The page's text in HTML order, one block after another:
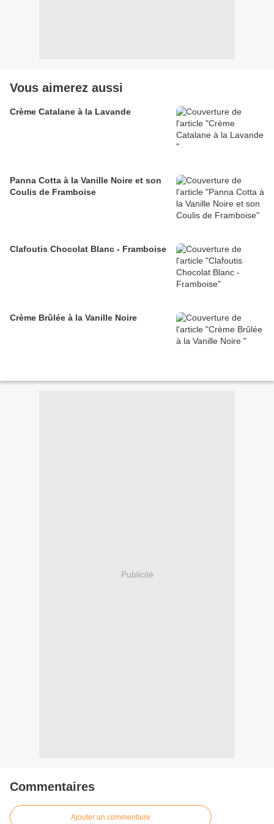
Vous aimerez aussi
Crème Catalane à la Lavande
Panna Cotta à la Vanille Noire et son
Coulis de Framboise
Clafoutis Chocolat Blanc - Framboise
Crème Brûlée à la Vanille Noire
Publicité
Commentaires
Ajouter un commentaire